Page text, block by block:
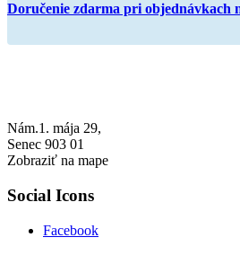
Doručenie zdarma pri objednávkach
Nám.1. mája 29,
Senec 903 01
Zobraziť na mape
Social Icons
Facebook